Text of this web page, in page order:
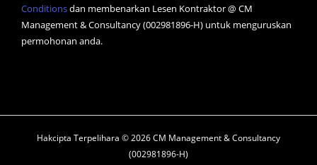
Conditionsdan membenarkan Lesen Kontraktor @ CM
Management & Consultancy (002981896-H) untuk menguruskan
permohonan anda.
Hakcipta Terpelihara © 2026 CM Management & Consultancy
(002981896-H)